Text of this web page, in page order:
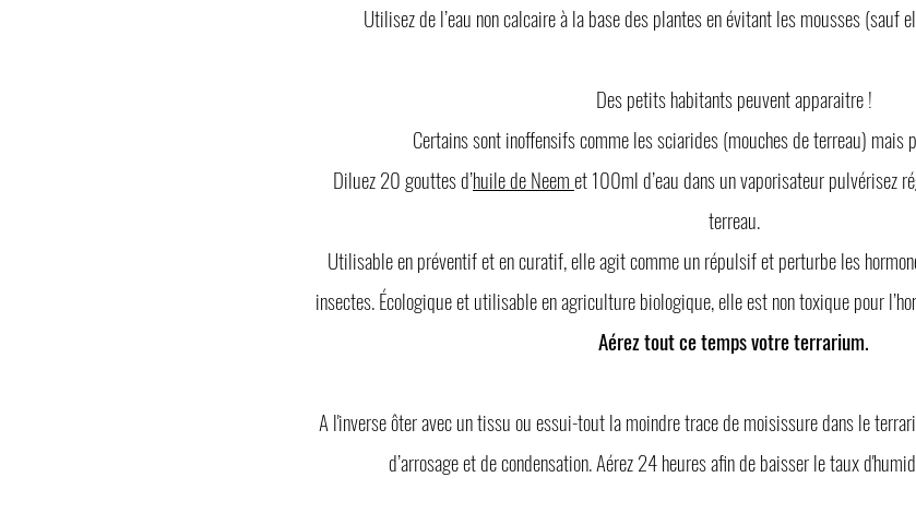
Utilisez de l’eau non calcaire à la base des plantes en évitant les mousses (sauf
Des petits habitants peuvent apparaitre !
Certains sont inoffensifs comme les sciarides (mouches de terreau) mais
Diluez 20 gouttes d’huile de Neemet 100ml d’eau dans un vaporisateur pulvérisez
terreau.
Utilisable en préventif et en curatif, elle agit comme un répulsif et perturbe les
insectes.Écologique et utilisable en agriculture biologique, elle est non toxique pour
Aérez tout ce temps votre terrarium.
A l'inverse ôter avec un tissu ou essui-tout la moindre trace de moisissure dans le
d’arrosage et de condensation. Aérez 24 heures afin de baisser le taux